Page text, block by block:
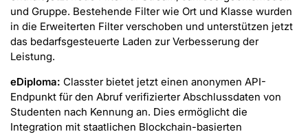
und Gruppe. Bestehende Filter wie Ort und Klasse wurden
in die Erweiterten Filter verschoben und unterstützen jetzt
das bedarfsgesteuerte Laden zur Verbesserung der
Leistung.
eDiploma: Classter bietet jetzt einen anonymen API-
Endpunkt für den Abruf verifizierter Abschlussdaten von
Studenten nach Kennung an. Dies ermöglicht die
Integration mit staatlichen Blockchain-basierten